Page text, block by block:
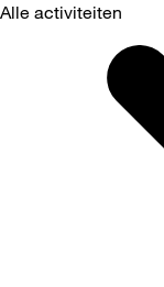
Alle activiteiten